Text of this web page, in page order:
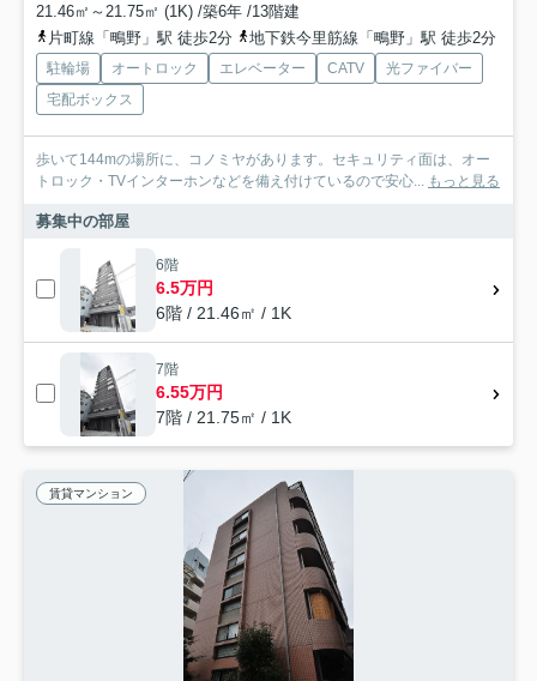
21.46㎡～21.75㎡ (1K) /築6年 /13階建
片町線「鴫野」駅 徒歩2分
地下鉄今里筋線「鴫野」駅 徒歩2分
駐輪場 オートロック エレベーター CATV
光ファイバー
宅配ボックス
歩いて144mの場所に、コノミヤがあります。セキュリティ面は、オー
トロック・TVインターホンなどを備え付けているので安心...
もっと見る
募集中の部屋
6階
6.5万円
6階 / 21.46㎡ / 1K
7階
6.55万円
7階 / 21.75㎡ / 1K
賃貸マンション